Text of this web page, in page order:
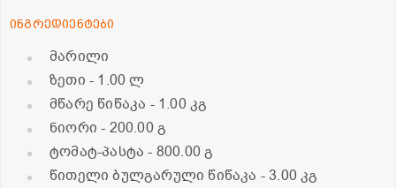
ინგრედიენტები
მარილი
ზეთი - 1.00 ლ
მწარე წიწაკა - 1.00 კგ
ნიორი- 200.00 გ
ტომატ-პასტა- 800.00 გ
წითელი ბულგარული წიწაკა - 3.00 კგ